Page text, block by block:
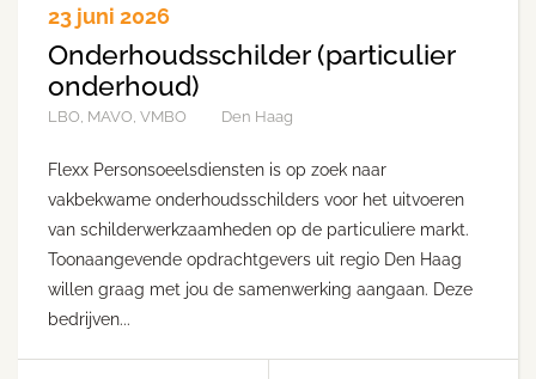
23 juni 2026
Onderhoudsschilder (particulier
onderhoud)
LBO, MAVO, VMBO Den Haag
Flexx Personsoeelsdiensten is op zoek naar
vakbekwame onderhoudsschilders voor het uitvoeren
van schilderwerkzaamheden op de particuliere markt.
Toonaangevende opdrachtgevers uit regio Den Haag
willen graag met jou de samenwerking aangaan. Deze
bedrijven...